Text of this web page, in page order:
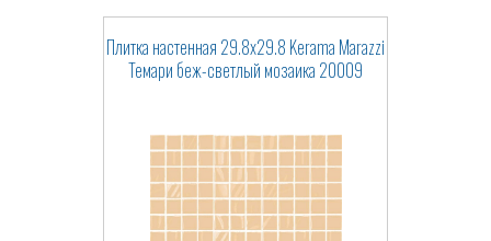
Плитка настенная 29.8x29.8 Kerama Marazzi
Темари беж-светлый мозаика 20009